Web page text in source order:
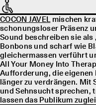
COCON JAVELmischen
schonungsloser Präsenz
Sound beschreiben sie als
Bonbons und scharf wie
gleichermassen verführt
All Your Money Into
Aufforderung, die
länger zu verdrängen. Mit
und Sehnsucht sprechen,
lassen das Publikum